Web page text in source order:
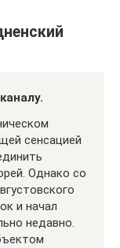
сенсацией
Однако со
и начал
недавно.